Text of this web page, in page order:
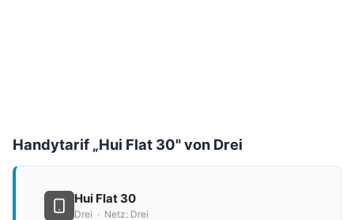
Handytarif „Hui Flat 30" von Drei
Hui Flat 30
Drei · Netz: Drei